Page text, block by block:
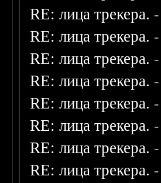
RE: лица трекера.
RE: лица трекера.
RE: лица трекера.
RE: лица трекера.
RE: лица трекера.
RE: лица трекера.
RE: лица трекера.
RE: лица трекера.